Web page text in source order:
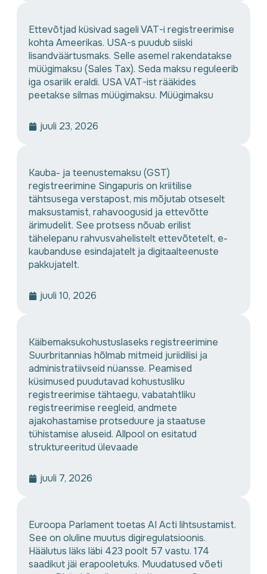
Ettevõtjad küsivad sageli VAT-i registreerimise
kohta Ameerikas. USA-s puudub siiski
lisandväärtusmaks. Selle asemel rakendatakse
müügimaksu (Sales Tax). Seda maksu reguleerib
iga osariik eraldi. USA VAT-ist rääkides
peetakse silmas müügimaksu. Müügimaksu
juuli 23, 2026
Kauba- ja teenustemaksu (GST)
registreerimine Singapuris on kriitilise
tähtsusega verstapost, mis mõjutab otseselt
maksustamist, rahavoogusid ja ettevõtte
ärimudelit. See protsess nõuab erilist
tähelepanu rahvusvahelistelt ettevõtetelt, e-
kaubanduse esindajatelt ja digitaalteenuste
pakkujatelt.
juuli 10, 2026
Käibemaksukohustuslaseks registreerimine
Suurbritannias hõlmab mitmeid juriidilisi ja
administratiivseid nüansse. Peamised
küsimused puudutavad kohustusliku
registreerimise tähtaegu, vabatahtliku
registreerimise reegleid, andmete
ajakohastamise protseduure ja staatuse
tühistamise aluseid. Allpool on esitatud
struktureeritud ülevaade
juuli 7, 2026
Euroopa Parlament toetas AI Acti lihtsustamist.
See on oluline muutus digiregulatsioonis.
Häälutus läks läbi 423 poolt 57 vastu. 174
saadikut jäi erapooletuks. Muudatused võeti